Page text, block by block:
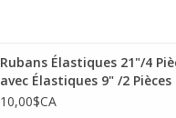
Rubans Élastiques 21"/4
avec Élastiques 9" /2 Pièces
10,00$CA